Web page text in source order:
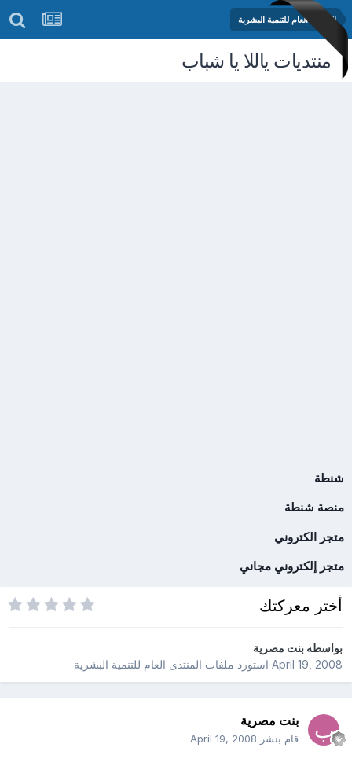
المنتدى العام للتنمية البشرية
منتديات ياللا يا شباب
شنطة
منصة شنطة
متجر الكتروني
متجر إلكتروني مجاني
أختر معركتك
بواسطهبنت مصرية
April 19, 2008استورد ملفات المنتدى العام للتنمية البشرية
بنت مصرية
قام بنشر April 19, 2008